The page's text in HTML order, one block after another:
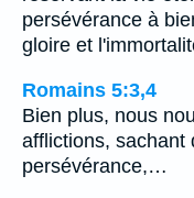
persévérance à
gloire et
Romains 5:3,4
Bien plus, nous
afflictions, sachant
persévérance,…